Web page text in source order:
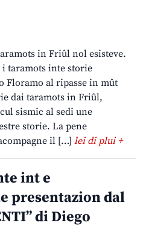
in Friûl nol esisteve.
taramots inte storie
Floramo al ripasse in mût
dai taramots in Friûl,
sismic al sedi une
storie. La pene
il […] lei di plui +
int e
presentazion dal
di Diego